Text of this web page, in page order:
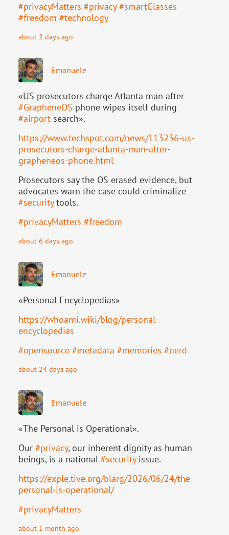
#privacyMatters #privacy #smartGlasses
#freedom #technology
about 2 days ago
Emanuele
«US prosecutors charge Atlanta man after
#GrapheneOS phone wipes itself during
#airport search».
https://www.techspot.com/news/113236-us-
prosecutors-charge-atlanta-man-after-
grapheneos-phone.html
Prosecutors say the OS erased evidence, but
advocates warn the case could criminalize
#securitytools.
#privacyMatters #freedom
about 6 days ago
Emanuele
«Personal Encyclopedias»
https://whoami.wiki/blog/personal-
encyclopedias
#opensource #metadata #memories #nerd
about 24 days ago
Emanuele
«The Personal is Operational».
Our #privacy, our inherent dignity as human
beings, is a national #securityissue.
https://exple.tive.org/blarg/2026/06/24/the-
personal-is-operational/
#privacyMatters
about 1 month ago